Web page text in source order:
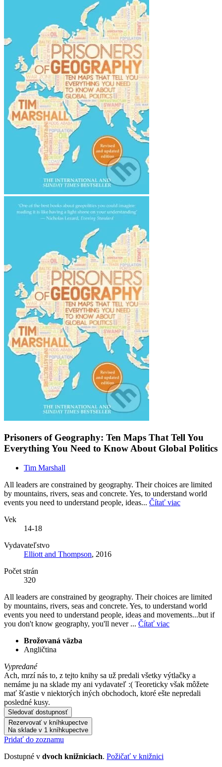
Prisoners of Geography: Ten Maps That Tell You
Everything You Need to Know About Global Politics
Tim Marshall
All leaders are constrained by geography. Their choices are limited
by mountains, rivers, seas and concrete. Yes, to understand world
events you need to understand people, ideas... Čítať viac
Vek
14-18
Vydavateľstvo
Elliott and Thompson, 2016
Počet strán
320
All leaders are constrained by geography. Their choices are limited
by mountains, rivers, seas and concrete. Yes, to understand world
events you need to understand people, ideas and movements...but if
you don't know geography, you'll never ... Čítať viac
Brožovaná väzba
Angličtina
Vypredané
Ach, mrzí nás to, z tejto knihy sa už predali všetky výtlačky a
nemáme ju na sklade my ani vydavateľ :( Teoreticky však môžete
mať šťastie v niektorých iných obchodoch, ktoré ešte nepredali
posledné kusy.
Sledovať dostupnosť
Rezervovať v kníhkupectve
Na sklade v 1 kníhkupectve
Pridať do zoznamu
Dostupné v dvoch knižniciach. Požičať v knižnici